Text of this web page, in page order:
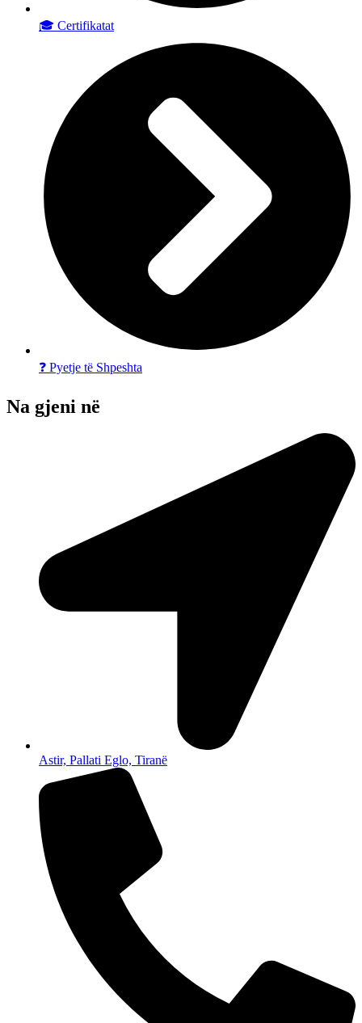
🎓 Certifikatat
❓ Pyetje të Shpeshta
Na gjeni në
Astir, Pallati Eglo, Tiranë